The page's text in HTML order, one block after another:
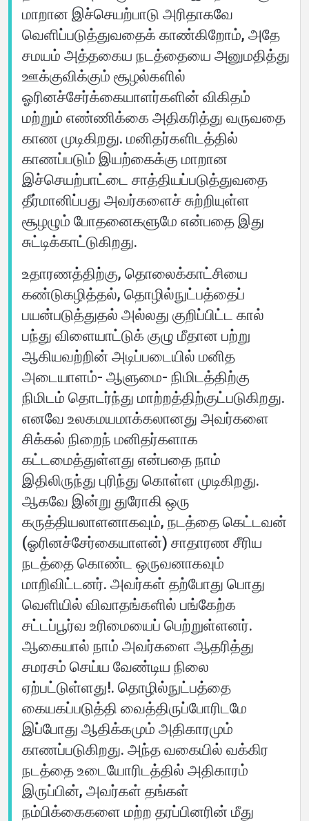
மாறான இச்செயற்பாடு அரிதாகவே
வெளிப்படுத்துவதைக் காண்கிறோம், அதே
சமயம் அத்தகைய நடத்தையை அனுமதித்து
ஊக்குவிக்கும் சூழல்களில்
ஓரினச்சேர்க்கையாளர்களின் விகிதம்
மற்றும் எண்ணிக்கை அதிகரித்து வருவதை
காண முடிகிறது. மனிதர்களிடத்தில்
காணப்படும் இயற்கைக்கு மாறான
இச்செயற்பாட்டை சாத்தியப்படுத்துவதை
தீர்மானிப்பது அவர்களைச் சுற்றியுள்ள
சூழழும் போதனைகளுமே என்பதை இது
சுட்டிக்காட்டுகிறது.
உதாரணத்திற்கு, தொலைக்காட்சியை
கண்டுகழித்தல், தொழில்நுட்பத்தைப்
பயன்படுத்துதல் அல்லது குறிப்பிட்ட கால்
பந்து விளையாட்டுக் குழு மீதான பற்று
ஆகியவற்றின் அடிப்படையில் மனித
அடையாளம்- ஆளுமை- நிமிடத்திற்கு
நிமிடம் தொடர்ந்து மாற்றத்திற்குட்படுகிறது.
எனவே உலகமயமாக்கலானது அவர்களை
சிக்கல் நிறைந் மனிதர்களாக
கட்டமைத்துள்ளது என்பதை நாம்
இதிலிருந்து புரிந்து கொள்ள முடிகிறது.
ஆகவே இன்று துரோகி ஒரு
கருத்தியலாளனாகவும், நடத்தை கெட்டவன்
(ஓரினச்சேர்கையாளன்) சாதாரண சீரிய
நடத்தை கொண்ட ஒருவனாகவும்
மாறிவிட்டனர். அவர்கள் தற்போது பொது
வெளியில் விவாதங்களில் பங்கேற்க
சட்டப்பூர்வ உரிமையைப் பெற்றுள்ளனர்.
ஆகையால் நாம் அவர்களை ஆதரித்து
சமரசம் செய்ய வேண்டிய நிலை
ஏற்பட்டுள்ளது!. தொழில்நுட்பத்தை
கையகப்படுத்தி வைத்திருப்போரிடமே
இப்போது ஆதிக்கமும் அதிகாரமும்
காணப்படுகிறது. அந்த வகையில் வக்கிர
நடத்தை உடையோரிடத்தில் அதிகாரம்
இருப்பின், அவர்கள் தங்கள்
நம்பிக்கைகளை மற்ற தரப்பினரின் மீது